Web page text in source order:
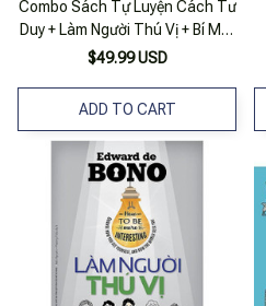
Combo Sách Tự Luyện Cách Tư
Duy + Làm Người Thú Vị + Bí Mật
Một Tâm Hồn Cuốn Hút (bộ 3
$49.99 USD
ADD TO CART